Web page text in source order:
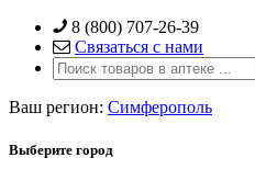
Skip
content
8 (800) 707-26-39
Связаться с нами
Ваш регион: Симферополь
Выберите город